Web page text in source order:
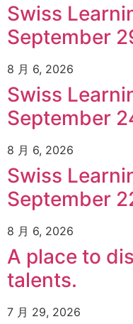
Swiss
September
8 月 6, 2026
Swiss
September
8 月 6, 2026
Swiss
September
8 月 6, 2026
A place to
talents.
7 月 29, 2026